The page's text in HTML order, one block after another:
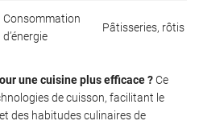
Consommation
d’énergie
Pâtisseries, rôtis
une cuisine plus efficace ? Ce
de cuisson, facilitant le
des habitudes culinaires de